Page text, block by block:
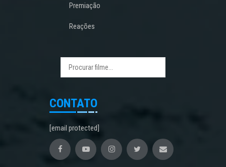
Premiação
Reações
CONTATO
[email protected]